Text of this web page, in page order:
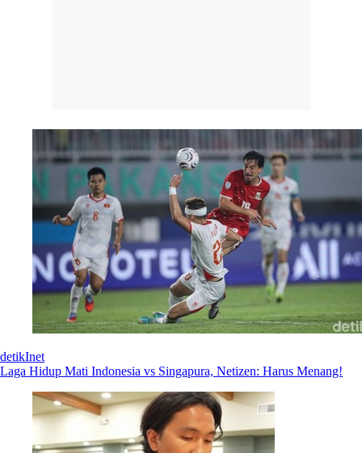
detikInet
Laga Hidup Mati Indonesia vs Singapura, Netizen: Harus Menang!